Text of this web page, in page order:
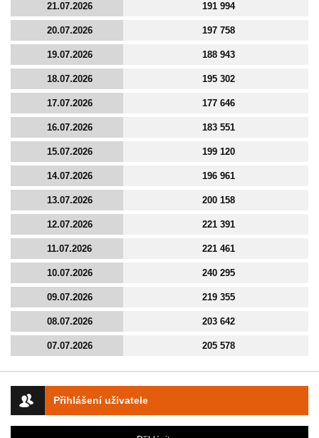
Přihlášení uživatele
21.07.2026 191 994
20.07.2026 197 758
19.07.2026 188 943
18.07.2026 195 302
17.07.2026 177 646
16.07.2026 183 551
15.07.2026 199 120
14.07.2026 196 961
13.07.2026 200 158
12.07.2026 221 391
11.07.2026 221 461
10.07.2026 240 295
09.07.2026 219 355
08.07.2026 203 642
07.07.2026 205 578